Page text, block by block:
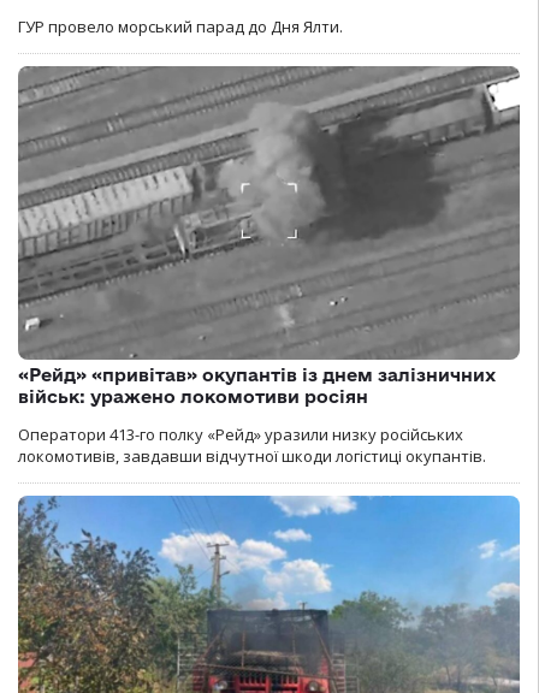
ГУР провело морський парад до Дня Ялти.
«Рейд» «привітав» окупантів із днем залізничних
військ: уражено локомотиви росіян
Оператори 413-го полку «Рейд» уразили низку російських
локомотивів, завдавши відчутної шкоди логістиці окупантів.